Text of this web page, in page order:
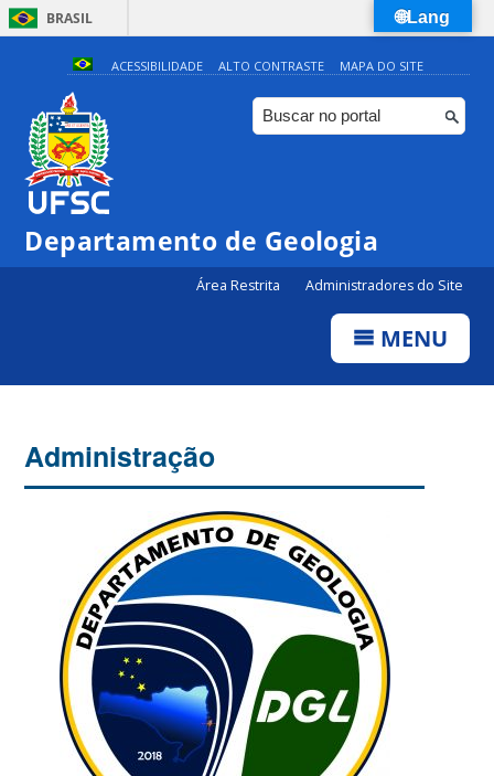
BRASIL
Simplifique!
Comunica BR
Participe
Canais
ACESSIBILIDADE ALTO CONTRASTE MAPA DO SITE
Departamento de Geologia
Área Restrita Administradores do Site
MENU
Administração
🌐Lang